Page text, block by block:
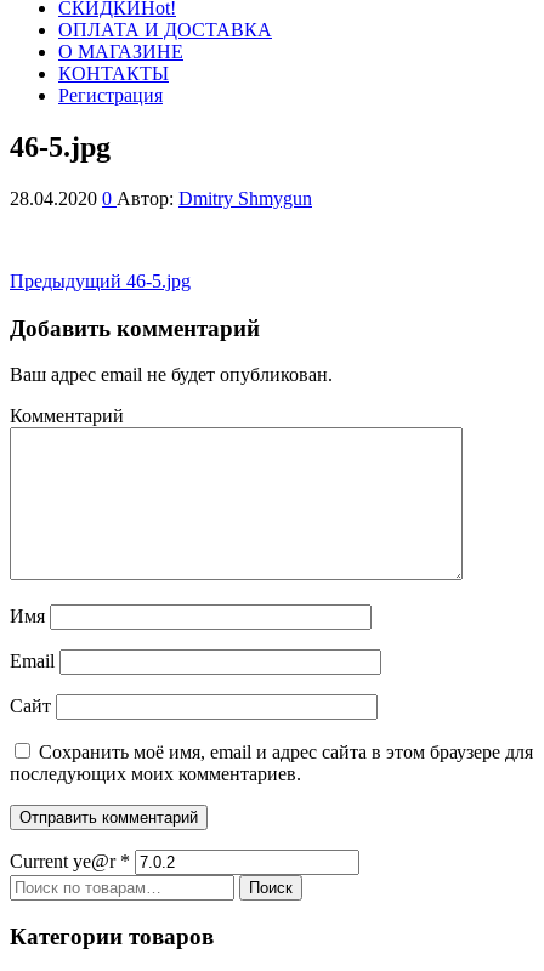
СКИДКИHot!
ОПЛАТА И ДОСТАВКА
О МАГАЗИНЕ
КОНТАКТЫ
Регистрация
46-5.jpg
28.04.2020 0 Автор: Dmitry Shmygun
Навигация
по
записям
Предыдущая
Предыдущий 46-5.jpg
Добавить комментарий
Ваш адрес email не будет опубликован.
Комментарий
Имя
Email
Сайт
Сохранить моё имя, email и адрес сайта в этом браузере для
последующих моих комментариев.
Current ye@r *
Искать:
Поиск
Категории товаров